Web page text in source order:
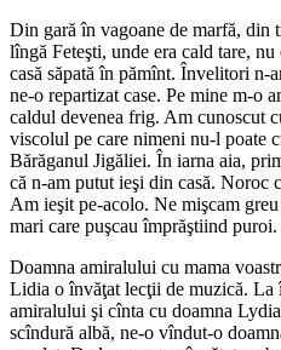
Din gară în vagoane de marfă, din
lîngă Feteşti, unde era cald tare,
casă săpată în pămînt. Învelitori n-
ne-o repartizat case. Pe mine m-o
caldul devenea frig. Am cunoscut
viscolul pe care nimeni nu-l poate
Bărăganul Jigăliei. În iarna aia,
că n-am putut ieşi din casă. Noroc
Am ieşit pe-acolo. Ne mişcam
mari care puşcau împrăştiind puroi.
Doamna amiralului cu mama
Lidia o învăţat lecţii de muzică. La
amiralului şi cînta cu doamna
scîndură albă, ne-o vîndut-o